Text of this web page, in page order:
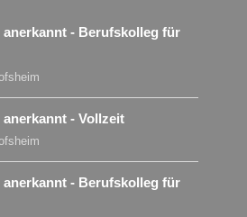
anerkannt - Berufskolleg für
- Vollzeit
anerkannt - Berufskolleg für